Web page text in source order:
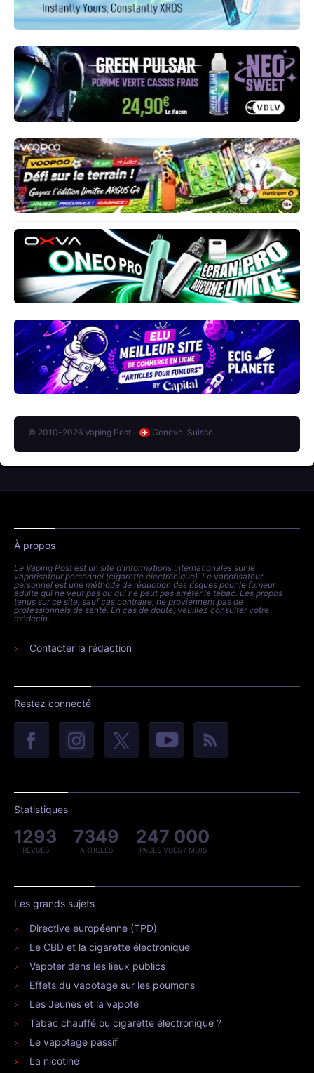
© 2010-2026 Vaping Post - Genève, Suisse
À propos
Le Vaping Post est un site d'informations internationales sur le
vaporisateur personnel (cigarette électronique). Le vaporisateur
personnel est une méthode de réduction des risques pour le fumeur
adulte qui ne veut pas ou qui ne peut pas arrêter le tabac. Les propos
tenus sur ce site, sauf cas contraire, ne proviennent pas de
professionnels de santé. En cas de doute, veuillez consulter votre
médecin.
Contacter la rédaction
Restez connecté
Statistiques
1293
REVUES
7349
ARTICLES
247 000
PAGES VUES / MOIS
Les grands sujets
Directive européenne (TPD)
Le CBD et la cigarette électronique
Vapoter dans les lieux publics
Effets du vapotage sur les poumons
Les Jeunes et la vapote
Tabac chauffé ou cigarette électronique ?
Le vapotage passif
La nicotine